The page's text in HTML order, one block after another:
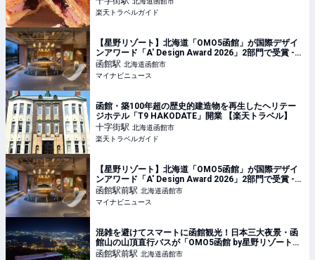
楽天トラベルガイド
【星野リゾート】北海道「OMO5函館」が国際デザイ
ンアワード「A' Design Award 2026」2部門で受賞 -
どんなホテル?
函館駅 北海道函館市
マイナビニュース
函館・築100年超の歴史的建造物を再生したヘリテー
ジホテル「T9 HAKODATE」開業 【楽天トラベル】
十字街駅 北海道函館市
楽天トラベルガイド
【星野リゾート】北海道「OMO5函館」が国際デザイ
ンアワード「A' Design Award 2026」2部門で受賞 -
どんなホテル?
函館駅前駅 北海道函館市
マイナビニュース
混雑を避けてスマートに函館観光！日本三大夜景・函
館山の山頂直行バスが「OMO5函館 by星野リゾート」
で運行開始｜ウォーカープラス
函館駅前駅 北海道函館市